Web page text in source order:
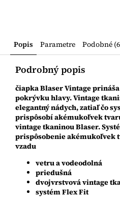
Popis Parametre Podobné
Podrobný popis
čiapka Blaser Vintage
pokrývku hlavy. Vintage
elegantný nádych, zatiaľ čo
prispôsobí akémukoľvek
vintage tkaninou Blaser.
prispôsobenie akémukoľvek
vzadu
vetru a vodeodolná
priedušná
dvojvrstvová vintage
systém Flex Fit